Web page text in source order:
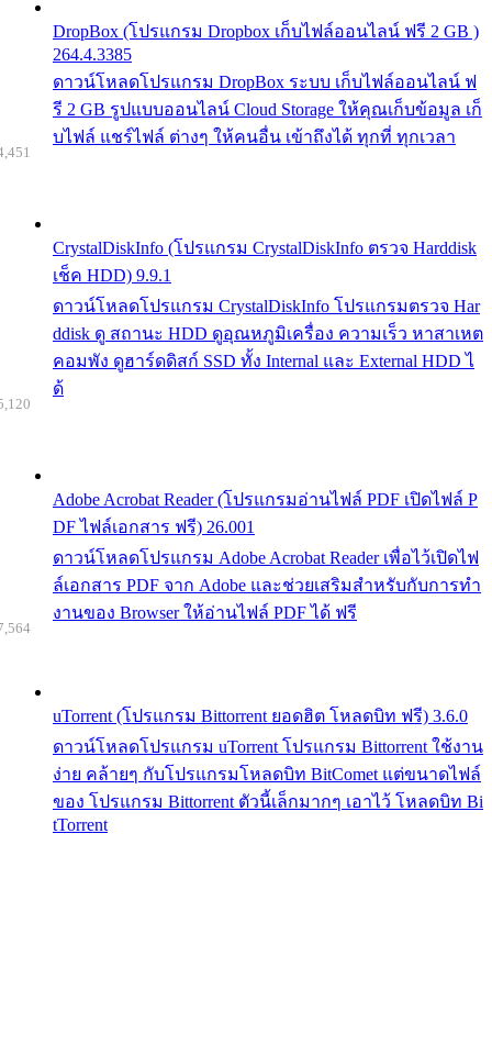
DropBox (โปรแกรม Dropbox เก็บไฟล์ออนไลน์ ฟรี 2 GB )
264.4.3385
ดาวน์โหลดโปรแกรม DropBox ระบบ เก็บไฟล์ออนไลน์ ฟ
รี 2 GB รูปแบบออนไลน์ Cloud Storage ให้คุณเก็บข้อมูล เก็
บไฟล์ แชร์ไฟล์ ต่างๆ ให้คนอื่น เข้าถึงได้ ทุกที่ ทุกเวลา
CrystalDiskInfo (โปรแกรม CrystalDiskInfo ตรวจ Harddisk
เช็ค HDD) 9.9.1
ดาวน์โหลดโปรแกรม CrystalDiskInfo โปรแกรมตรวจ Har
ddisk ดู สถานะ HDD ดูอุณหภูมิเครื่อง ความเร็ว หาสาเหต
คอมพัง ดูฮาร์ดดิสก์ SSD ทั้ง Internal และ External HDD ไ
ด้
Adobe Acrobat Reader (โปรแกรมอ่านไฟล์ PDF เปิดไฟล์ P
DF ไฟล์เอกสาร ฟรี) 26.001
ดาวน์โหลดโปรแกรม Adobe Acrobat Reader เพื่อไว้เปิดไฟ
ล์เอกสาร PDF จาก Adobe และช่วยเสริมสำหรับกับการทำ
งานของ Browser ให้อ่านไฟล์ PDF ได้ ฟรี
uTorrent (โปรแกรม Bittorrent ยอดฮิต โหลดบิท ฟรี) 3.6.0
ดาวน์โหลดโปรแกรม uTorrent โปรแกรม Bittorrent ใช้งาน
ง่าย คล้ายๆ กับโปรแกรมโหลดบิท BitComet แต่ขนาดไฟล์
ของ โปรแกรม Bittorrent ตัวนี้เล็กมากๆ เอาไว้ โหลดบิท Bi
tTorrent